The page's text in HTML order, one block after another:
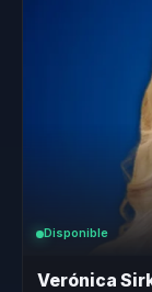
Disponible
Verónica